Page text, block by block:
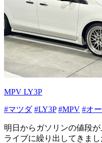
MPV LY3P
#マツダ #LY3P #MPV #オ
明日からガソリンの値段
ライブに繰り出してきま